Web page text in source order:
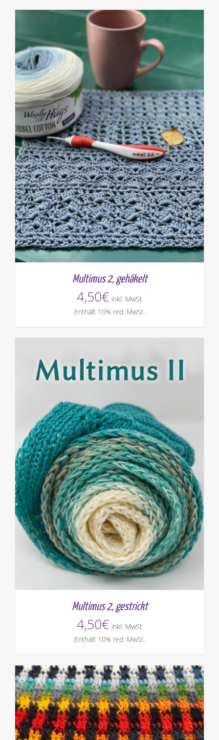
Multimus 2, gehäkelt
4,50€ inkl. MwSt
Enthält 10% red. MwSt.
Multimus 2, gestrickt
4,50€ inkl. MwSt
Enthält 10% red. MwSt.